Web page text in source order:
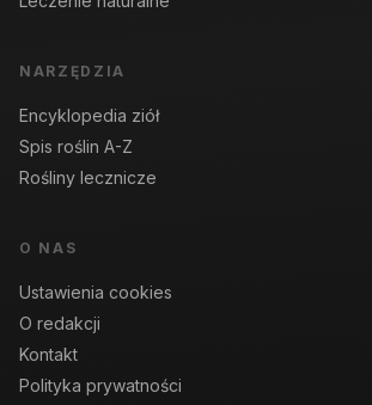
NARZĘDZIA
Encyklopedia ziół
Spis roślin A-Z
Rośliny lecznicze
O NAS
Ustawienia cookies
O redakcji
Kontakt
Polityka prywatności